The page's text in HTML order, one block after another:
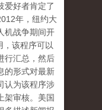
爱好者肯定了
年，纽约大
机战争期间开
，该程序可以
行汇总，然后
的形式对最新
认为该程序涉
架审核。美国